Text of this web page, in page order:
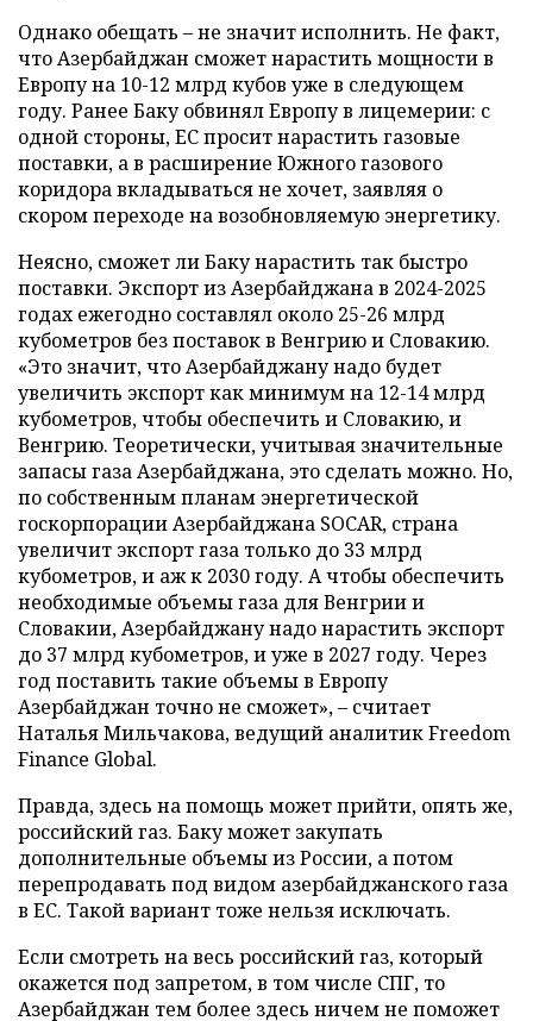
Однако обещать – не значит исполнить. Не факт,
что Азербайджан сможет нарастить мощности в
Европу на 10-12 млрд кубов уже в следующем
году. Ранее Баку обвинял Европу в лицемерии: с
одной стороны, ЕС просит нарастить газовые
поставки, а в расширение Южного газового
коридора вкладываться не хочет, заявляя о
скором переходе на возобновляемую энергетику.
Неясно, сможет ли Баку нарастить так быстро
поставки. Экспорт из Азербайджана в 2024-2025
годах ежегодно составлял около 25-26 млрд
кубометров без поставок в Венгрию и Словакию.
«Это значит, что Азербайджану надо будет
увеличить экспорт как минимум на 12-14 млрд
кубометров, чтобы обеспечить и Словакию, и
Венгрию. Теоретически, учитывая значительные
запасы газа Азербайджана, это сделать можно. Но,
по собственным планам энергетической
госкорпорации Азербайджана SOCAR, страна
увеличит экспорт газа только до 33 млрд
кубометров, и аж к 2030 году. А чтобы обеспечить
необходимые объемы газа для Венгрии и
Словакии, Азербайджану надо нарастить экспорт
до 37 млрд кубометров, и уже в 2027 году. Через
год поставить такие объемы в Европу
Азербайджан точно не сможет», – считает
Наталья Мильчакова, ведущий аналитик Freedom
Finance Global.
Правда, здесь на помощь может прийти, опять же,
российский газ. Баку может закупать
дополнительные объемы из России, а потом
перепродавать под видом азербайджанского газа
в ЕС. Такой вариант тоже нельзя исключать.
Если смотреть на весь российский газ, который
окажется под запретом, в том числе СПГ, то
Азербайджан тем более здесь ничем не поможет